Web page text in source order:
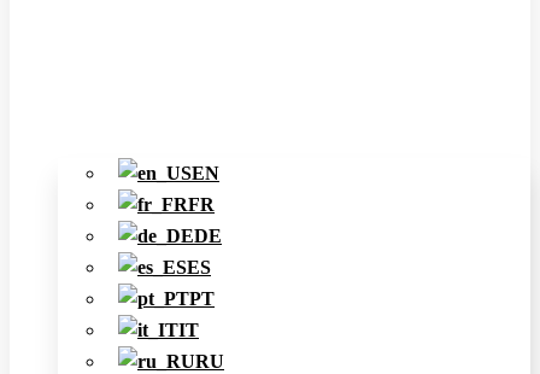
EN
FR
DE
ES
PT
IT
RU